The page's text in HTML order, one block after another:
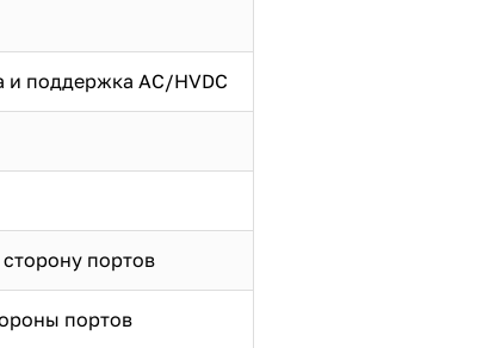
и поддержка AC/HVDC
портов
портов